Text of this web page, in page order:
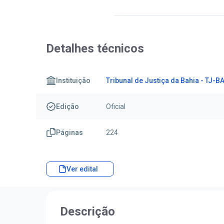
Detalhes técnicos
Instituição Tribunal de Justiça da Bahia - TJ-BA
Edição Oficial
Páginas 224
Ver edital
Descrição